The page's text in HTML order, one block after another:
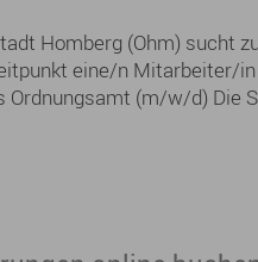
Homberg (Ohm) sucht
eine/n Mitarbeiter/in
Ordnungsamt (m/w/d) Die
Mutterschutz- und
Arbeitszeit beträgt 20
teilbar (z.B. nach Innen-